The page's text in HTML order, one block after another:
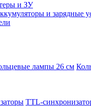
и ЗУ
и зарядные
лампы 26 см
TTL-